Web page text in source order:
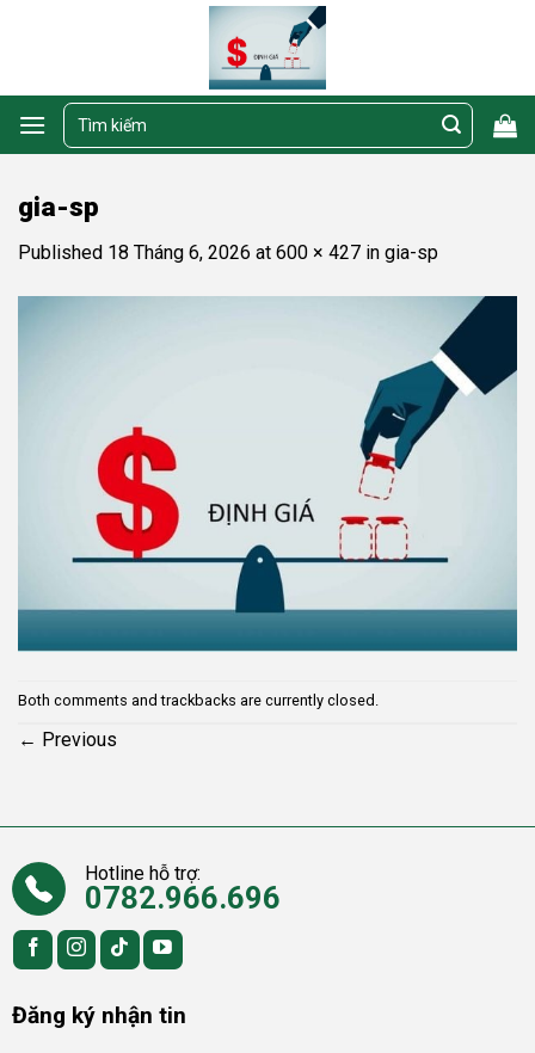
Tìm
kiếm:
gia-sp
Published 18 Tháng 6, 2026 at 600 × 427 in gia-sp
Both comments and trackbacks are currently closed.
← Previous
Hotline hỗ trợ:
0782.966.696
Đăng ký nhận tin